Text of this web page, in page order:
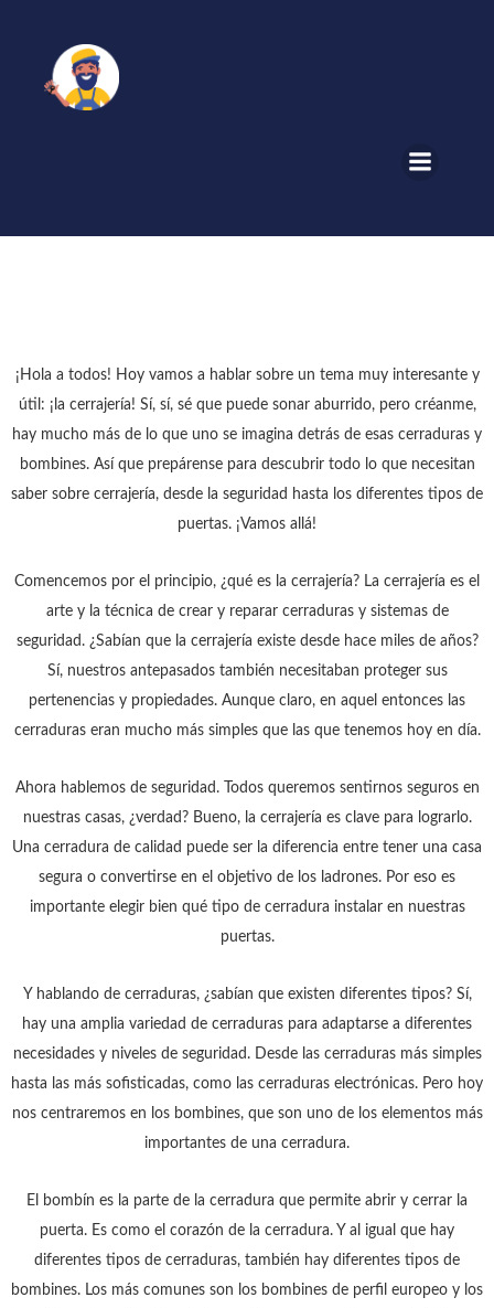
¡Hola a todos! Hoy vamos a hablar sobre un tema muy interesante y
útil: ¡la cerrajería! Sí, sí, sé que puede sonar aburrido, pero créanme,
hay mucho más de lo que uno se imagina detrás de esas cerraduras y
bombines. Así que prepárense para descubrir todo lo que necesitan
saber sobre cerrajería, desde la seguridad hasta los diferentes tipos de
puertas. ¡Vamos allá!
Comencemos por el principio, ¿qué es la cerrajería? La cerrajería es el
arte y la técnica de crear y reparar cerraduras y sistemas de
seguridad. ¿Sabían que la cerrajería existe desde hace miles de años?
Sí, nuestros antepasados también necesitaban proteger sus
pertenencias y propiedades. Aunque claro, en aquel entonces las
cerraduras eran mucho más simples que las que tenemos hoy en día.
Ahora hablemos de seguridad. Todos queremos sentirnos seguros en
nuestras casas, ¿verdad? Bueno, la cerrajería es clave para lograrlo.
Una cerradura de calidad puede ser la diferencia entre tener una casa
segura o convertirse en el objetivo de los ladrones. Por eso es
importante elegir bien qué tipo de cerradura instalar en nuestras
puertas.
Y hablando de cerraduras, ¿sabían que existen diferentes tipos? Sí,
hay una amplia variedad de cerraduras para adaptarse a diferentes
necesidades y niveles de seguridad. Desde las cerraduras más simples
hasta las más sofisticadas, como las cerraduras electrónicas. Pero hoy
nos centraremos en los bombines, que son uno de los elementos más
importantes de una cerradura.
El bombín es la parte de la cerradura que permite abrir y cerrar la
puerta. Es como el corazón de la cerradura. Y al igual que hay
diferentes tipos de cerraduras, también hay diferentes tipos de
bombines. Los más comunes son los bombines de perfil europeo y los